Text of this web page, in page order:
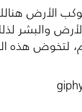
الأرض
والبشر
لتخوض هذه